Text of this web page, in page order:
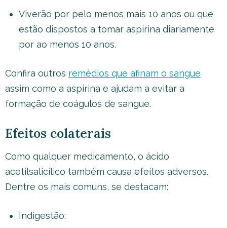
Viverão por pelo menos mais 10 anos ou que
estão dispostos a tomar aspirina diariamente
por ao menos 10 anos.
Confira outros remédios que afinam o sangue
assim como a aspirina e ajudam a evitar a
formação de coágulos de sangue.
Efeitos colaterais
Como qualquer medicamento, o ácido
acetilsalicílico também causa efeitos adversos.
Dentre os mais comuns, se destacam:
Indigestão;